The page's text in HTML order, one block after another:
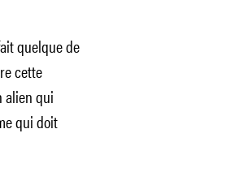
quelque de
cette
alien qui
qui doit